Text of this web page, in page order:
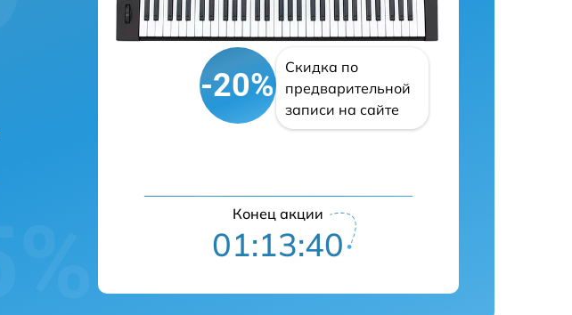
-20%
Скидка по
предварительной
записи на сайте
Конец акции
01:13:39